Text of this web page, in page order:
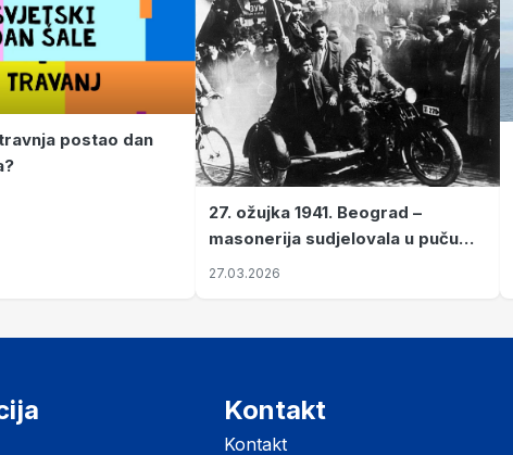
postao dan
27. ožujka 1941. Beograd –
masonerija sudjelovala u puču
koji je Jugoslaviju odveo u krvavi
27.03.2026
Kontakt
Kontakt